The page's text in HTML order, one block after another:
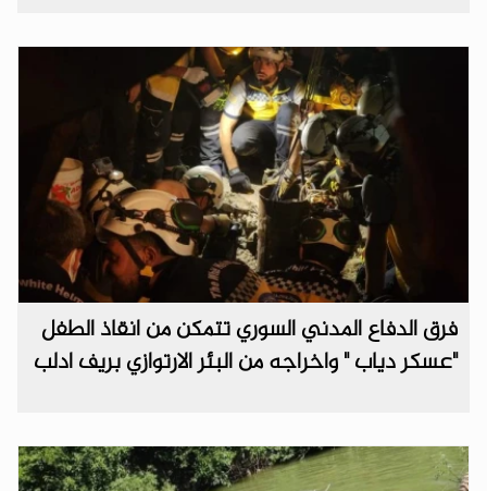
فرق الدفاع المدني السوري تتمكن من انقاذ الطفل
"عسكر دياب " واخراجه من البئر الارتوازي بريف ادلب